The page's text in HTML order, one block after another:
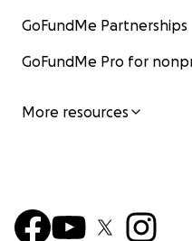
GoFundMe Partnerships
GoFundMe Pro for
More resources